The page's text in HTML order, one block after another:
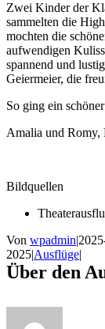
Zwei Kinder der
sammelten die
mochten die
aufwendigen
spannend und
Geiermeier, die
So ging ein
Amalia und Romy,
Bildquellen
Von wpadmin|
2025|Ausflüge|
Über den